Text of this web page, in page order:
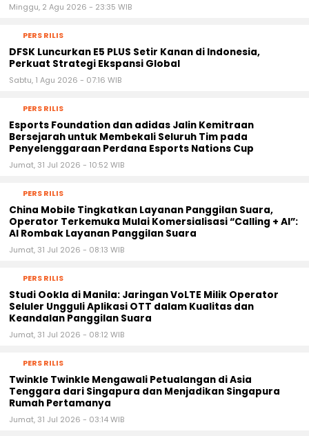
Minggu, 2 Agu 2026 - 23:35 WIB
PERS RILIS
DFSK Luncurkan E5 PLUS Setir Kanan di Indonesia,
Perkuat Strategi Ekspansi Global
Sabtu, 1 Agu 2026 - 07:16 WIB
PERS RILIS
Esports Foundation dan adidas Jalin Kemitraan
Bersejarah untuk Membekali Seluruh Tim pada
Penyelenggaraan Perdana Esports Nations Cup
Jumat, 31 Jul 2026 - 10:52 WIB
PERS RILIS
China Mobile Tingkatkan Layanan Panggilan Suara,
Operator Terkemuka Mulai Komersialisasi “Calling + AI”:
AI Rombak Layanan Panggilan Suara
Jumat, 31 Jul 2026 - 08:13 WIB
PERS RILIS
Studi Ookla di Manila: Jaringan VoLTE Milik Operator
Seluler Ungguli Aplikasi OTT dalam Kualitas dan
Keandalan Panggilan Suara
Jumat, 31 Jul 2026 - 08:12 WIB
PERS RILIS
Twinkle Twinkle Mengawali Petualangan di Asia
Tenggara dari Singapura dan Menjadikan Singapura
Rumah Pertamanya
Jumat, 31 Jul 2026 - 03:14 WIB